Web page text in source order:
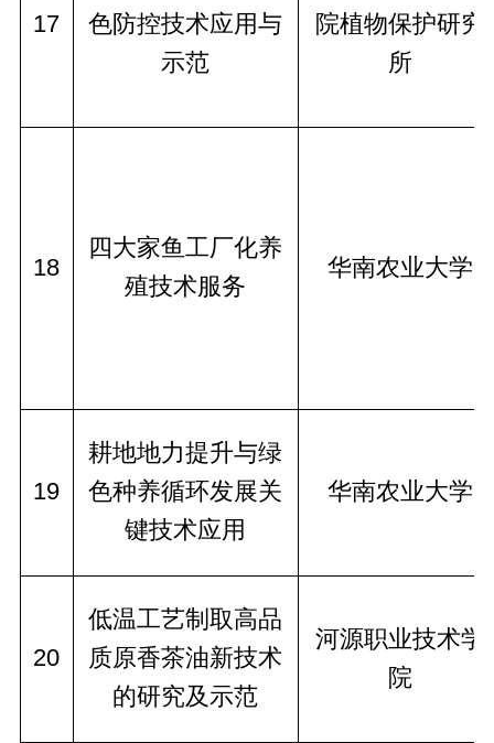
17
色防控技术应用与
示范
院植物保护研究
所
18
四大家鱼工厂化养
殖技术服务
华南农业大学
19
耕地地力提升与绿
色种养循环发展关
键技术应用
华南农业大学
20
低温工艺制取高品
质原香茶油新技术
的研究及示范
河源职业技术学
院